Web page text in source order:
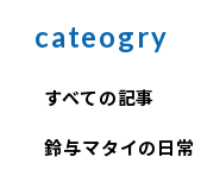
cateogry
すべての記事
鈴与マタイの日常